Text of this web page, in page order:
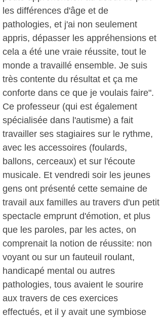
les différences d'âge et de
pathologies, et j'ai non seulement
appris, dépasser les appréhensions et
cela a été une vraie réussite, tout le
monde a travaillé ensemble. Je suis
très contente du résultat et ça me
conforte dans ce que je voulais faire".
Ce professeur (qui est également
spécialisée dans l'autisme) a fait
travailler ses stagiaires sur le rythme,
avec les accessoires (foulards,
ballons, cerceaux) et sur l'écoute
musicale. Et vendredi soir les jeunes
gens ont présenté cette semaine de
travail aux familles au travers d'un petit
spectacle emprunt d'émotion, et plus
que les paroles, par les actes, on
comprenait la notion de réussite: non
voyant ou sur un fauteuil roulant,
handicapé mental ou autres
pathologies, tous avaient le sourire
aux travers de ces exercices
effectués, et il y avait une symbiose